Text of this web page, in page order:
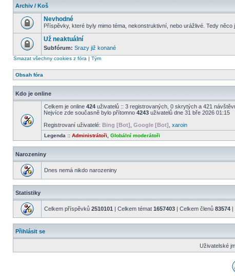
Archiv / Koš
Nevhodné
Příspěvky, které byly mimo téma, nekonstruktivní, nebo urážlivé. Tedy
Už neaktuální
Subfórum: Srazy již konané
Smazat všechny cookies z fóra | Tým
Obsah fóra
Kdo je online
Celkem je online 424 uživatelů :: 3 registrovaných, 0 skrytých a 421
Nejvíce zde současně bylo přítomno 4243 uživatelů dne 31 bře 2026 01:15
Registrovaní uživatelé: Bing [Bot] Google [Bot] xaroin
Legenda :: Administrátoři Globální moderátoři
Narozeniny
Dnes nemá nikdo narozeniny
Statistiky
Celkem příspěvků 2510101 | Celkem témat 1657403 | Celkem členů 83574 |
Přihlásit se
Uživatelské